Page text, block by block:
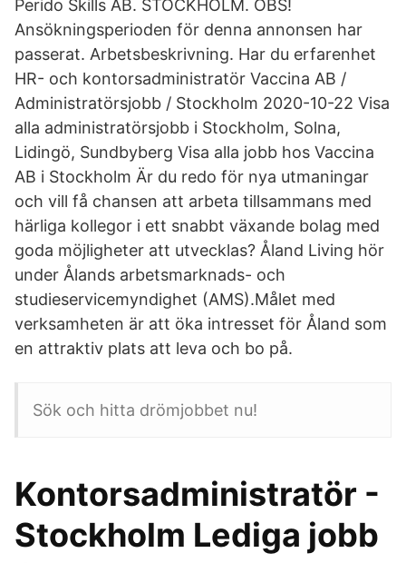
Perido Skills AB. STOCKHOLM. OBS!
Ansökningsperioden för denna annonsen har
passerat. Arbetsbeskrivning. Har du erfarenhet
HR- och kontorsadministratör Vaccina AB /
Administratörsjobb / Stockholm 2020-10-22 Visa
alla administratörsjobb i Stockholm, Solna,
Lidingö, Sundbyberg Visa alla jobb hos Vaccina
AB i Stockholm Är du redo för nya utmaningar
och vill få chansen att arbeta tillsammans med
härliga kollegor i ett snabbt växande bolag med
goda möjligheter att utvecklas? Åland Living hör
under Ålands arbetsmarknads- och
studieservicemyndighet (AMS).Målet med
verksamheten är att öka intresset för Åland som
en attraktiv plats att leva och bo på.
Sök och hitta drömjobbet nu!
Kontorsadministratör -
Stockholm Lediga jobb